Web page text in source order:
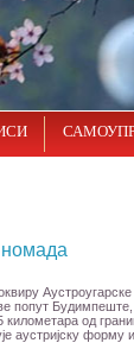
номада
попут
од
аустријску